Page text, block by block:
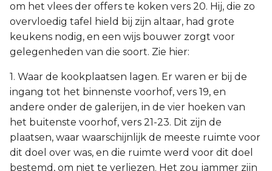
om het vlees der offers te koken vers 20. Hij, die zo
overvloedig tafel hield bij zijn altaar, had grote
keukens nodig, en een wijs bouwer zorgt voor
gelegenheden van die soort. Zie hier:
1. Waar de kookplaatsen lagen. Er waren er bij de
ingang tot het binnenste voorhof, vers 19, en
andere onder de galerijen, in de vier hoeken van
het buitenste voorhof, vers 21-23. Dit zijn de
plaatsen, waar waarschijnlijk de meeste ruimte voor
dit doel over was, en die ruimte werd voor dit doel
bestemd, om niet te verliezen. Het zou jammer zijn